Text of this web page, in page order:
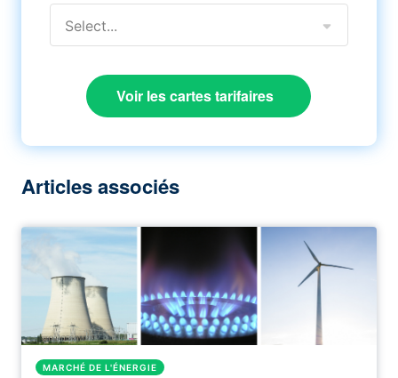
Select...
Voir les cartes tarifaires
Articles associés
MARCHÉ DE L'ÉNERGIE